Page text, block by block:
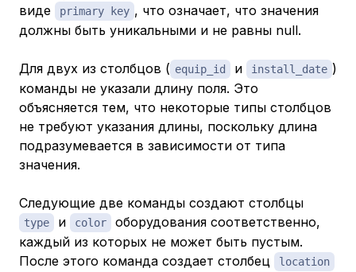
виде
primary key , что означает, что значения
должны быть уникальными и не равны null.
Для двух из столбцов ( equip_id и install_date )
команды не указали длину поля. Это
объясняется тем, что некоторые типы столбцов
не требуют указания длины, поскольку длина
подразумевается в зависимости от типа
значения.
Следующие две команды создают столбцы
type и color
оборудования соответственно,
каждый из которых не может быть пустым.
После этого команда создает столбец
location